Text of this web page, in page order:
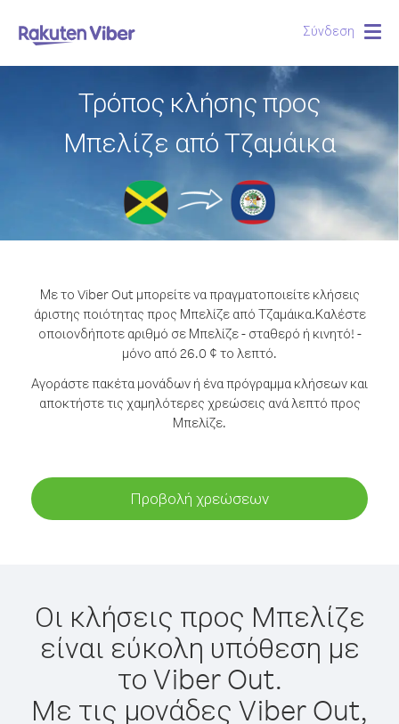
Σύνδεση
Τρόπος κλήσης προς
Μπελίζε από Τζαμάικα
Με το Viber Out μπορείτε να πραγματοποιείτε κλήσεις
άριστης ποιότητας προς Μπελίζε από Τζαμάικα.Καλέστε
οποιονδήποτε αριθμό σε Μπελίζε - σταθερό ή κινητό! -
μόνο από 26.0 ¢ το λεπτό.
Αγοράστε πακέτα μονάδων ή ένα πρόγραμμα κλήσεων και
αποκτήστε τις χαμηλότερες χρεώσεις ανά λεπτό προς
Μπελίζε.
Προβολή χρεώσεων
Οι κλήσεις προς Μπελίζε
είναι εύκολη υπόθεση με
το Viber Out.
Με τις μονάδες Viber Out,